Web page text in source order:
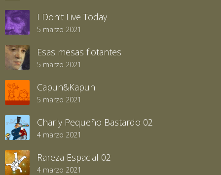
I Don’t Live Today
5 marzo 2021
Esas mesas flotantes
5 marzo 2021
Capun&Kapun
5 marzo 2021
Charly Pequeño Bastardo 02
4 marzo 2021
Rareza Espacial 02
4 marzo 2021